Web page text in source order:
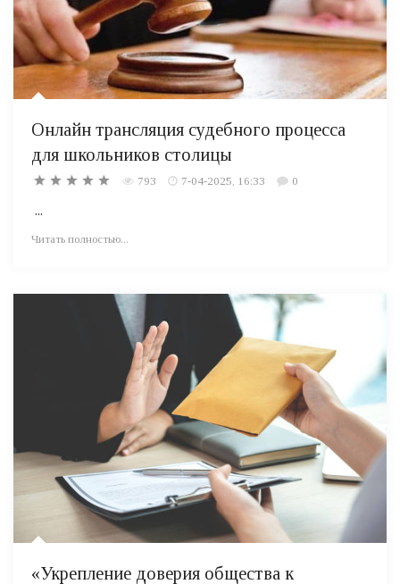
Онлайн трансляция судебного процесса
для школьников столицы
793 7-04-2025, 16:33 0
...
Читать полностью...
«Укрепление доверия общества к